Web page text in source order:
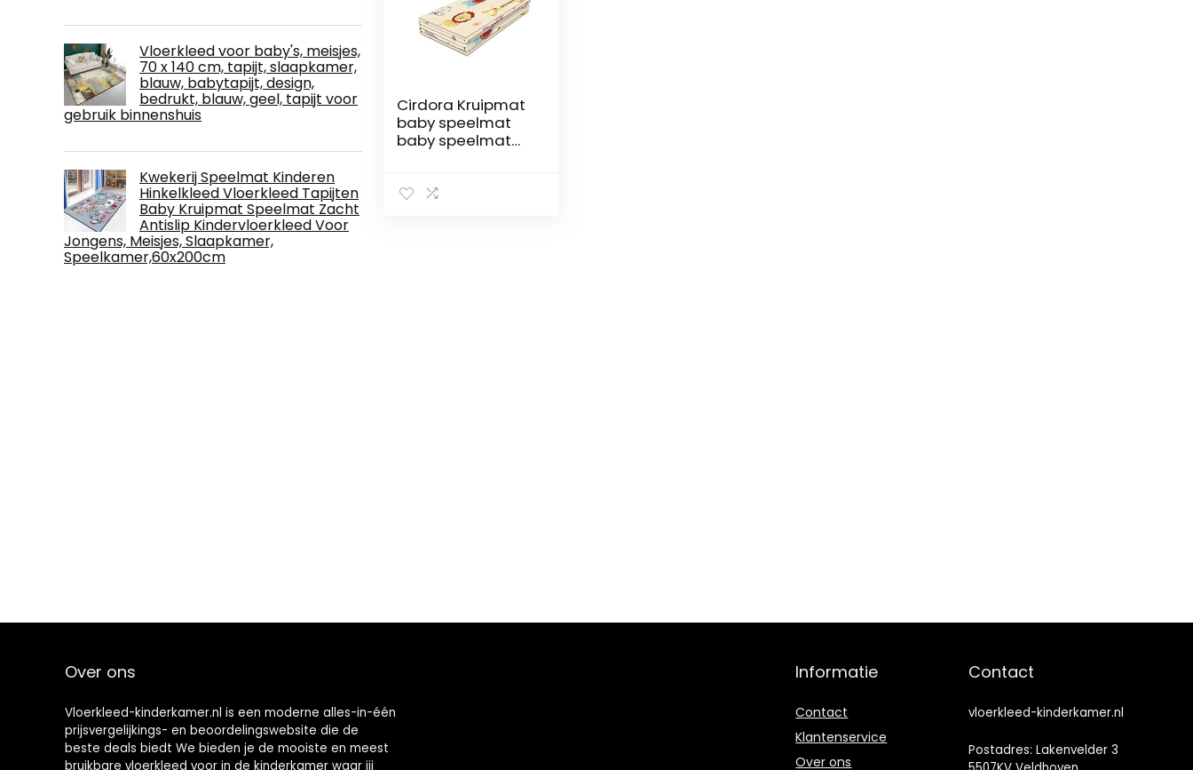
Vloerkleed voor baby's, meisjes,
70 x 140 cm, tapijt, slaapkamer,
blauw, babytapijt, design,
bedrukt, blauw, geel, tapijt voor
gebruik binnenshuis
Kwekerij Speelmat Kinderen
Hinkelkleed Vloerkleed Tapijten
Baby Kruipmat Speelmat Zacht
Antislip Kindervloerkleed Voor
Jongens, Meisjes, Slaapkamer,
Speelkamer,60x200cm
Cirdora Kruipmat
baby speelmat
baby speelmat
opvouwbare
Over ons
Vloerkleed-kinderkamer.nl is een moderne alles-in-één
prijsvergelijkings- en beoordelingswebsite die de
beste deals biedt We bieden je de mooiste en meest
bruikbare vloerkleed voor in de kinderkamer waar jij
Informatie
Contact
Klantenservice
Over ons
Contact
vloerkleed-kinderkamer.nl
Postadres: Lakenvelder 3